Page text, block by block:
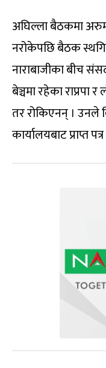
अघिल्ला बैठकमा
नरोकेपछि बैठक
नाराबाजीका बीच
बेञ्चमा रहेका
तर रोकिएनन् । उनले
कार्यालयबाट प्राप्त